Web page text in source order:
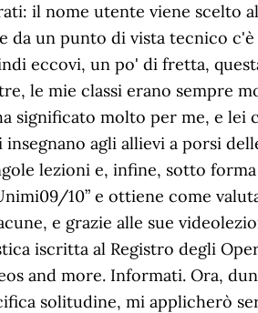
il nome utente viene scelto
da un punto di vista tecnico
eccovi, un po' di fretta,
le mie classi erano sempre
significato molto per me, e lei
agli allievi a porsi
lezioni e, infine, sotto
10” e ottiene come
e grazie alle sue
iscritta al Registro degli
and more. Informati. Ora,
solitudine, mi applicherò